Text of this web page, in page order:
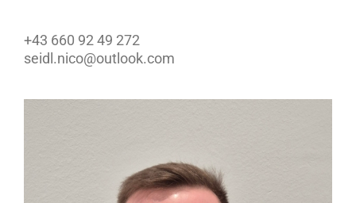
+43 660 92 49 272
seidl.nico@outlook.com